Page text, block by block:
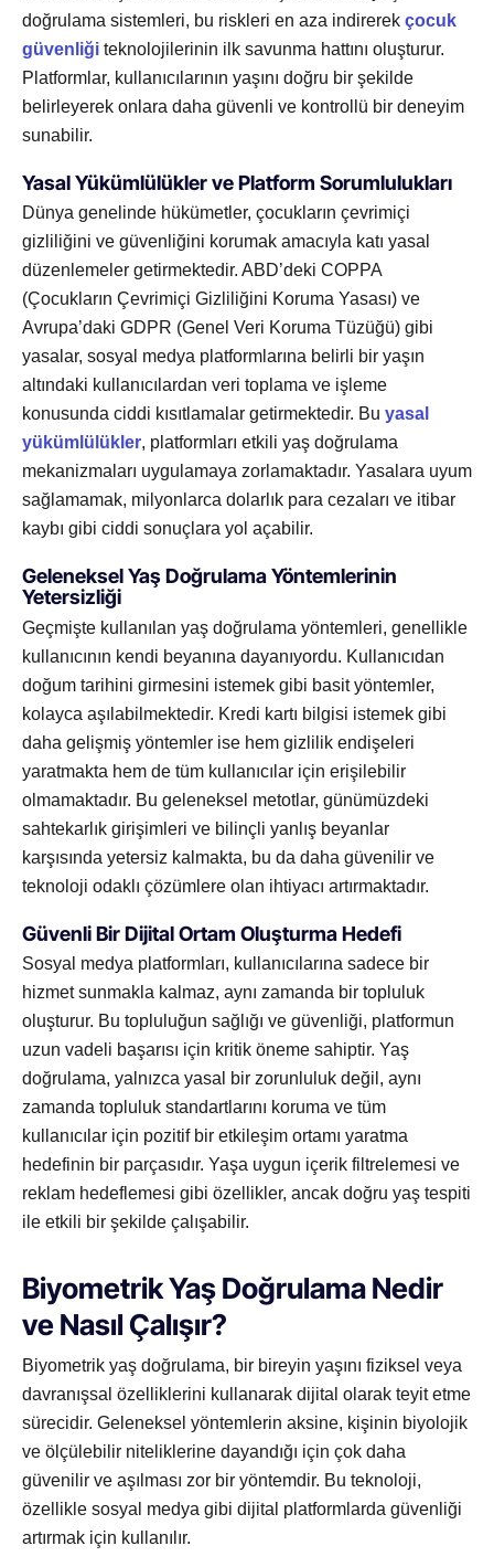
doğrulama sistemleri, bu riskleri en aza indirerek çocuk
güvenliği teknolojilerinin ilk savunma hattını oluşturur.
Platformlar, kullanıcılarının yaşını doğru bir şekilde
belirleyerek onlara daha güvenli ve kontrollü bir deneyim
sunabilir.
Yasal Yükümlülükler ve Platform Sorumlulukları
Dünya genelinde hükümetler, çocukların çevrimiçi
gizliliğini ve güvenliğini korumak amacıyla katı yasal
düzenlemeler getirmektedir. ABD’deki COPPA
(Çocukların Çevrimiçi Gizliliğini Koruma Yasası) ve
Avrupa’daki GDPR (Genel Veri Koruma Tüzüğü) gibi
yasalar, sosyal medya platformlarına belirli bir yaşın
altındaki kullanıcılardan veri toplama ve işleme
konusunda ciddi kısıtlamalar getirmektedir. Bu yasal
yükümlülükler, platformları etkili yaş doğrulama
mekanizmaları uygulamaya zorlamaktadır. Yasalara uyum
sağlamamak, milyonlarca dolarlık para cezaları ve itibar
kaybı gibi ciddi sonuçlara yol açabilir.
Geleneksel Yaş Doğrulama Yöntemlerinin
Yetersizliği
Geçmişte kullanılan yaş doğrulama yöntemleri, genellikle
kullanıcının kendi beyanına dayanıyordu. Kullanıcıdan
doğum tarihini girmesini istemek gibi basit yöntemler,
kolayca aşılabilmektedir. Kredi kartı bilgisi istemek gibi
daha gelişmiş yöntemler ise hem gizlilik endişeleri
yaratmakta hem de tüm kullanıcılar için erişilebilir
olmamaktadır. Bu geleneksel metotlar, günümüzdeki
sahtekarlık girişimleri ve bilinçli yanlış beyanlar
karşısında yetersiz kalmakta, bu da daha güvenilir ve
teknoloji odaklı çözümlere olan ihtiyacı artırmaktadır.
Güvenli Bir Dijital Ortam Oluşturma Hedefi
Sosyal medya platformları, kullanıcılarına sadece bir
hizmet sunmakla kalmaz, aynı zamanda bir topluluk
oluşturur. Bu topluluğun sağlığı ve güvenliği, platformun
uzun vadeli başarısı için kritik öneme sahiptir. Yaş
doğrulama, yalnızca yasal bir zorunluluk değil, aynı
zamanda topluluk standartlarını koruma ve tüm
kullanıcılar için pozitif bir etkileşim ortamı yaratma
hedefinin bir parçasıdır. Yaşa uygun içerik filtrelemesi ve
reklam hedeflemesi gibi özellikler, ancak doğru yaş tespiti
ile etkili bir şekilde çalışabilir.
Biyometrik Yaş Doğrulama Nedir
ve Nasıl Çalışır?
Biyometrik yaş doğrulama, bir bireyin yaşını fiziksel veya
davranışsal özelliklerini kullanarak dijital olarak teyit etme
sürecidir. Geleneksel yöntemlerin aksine, kişinin biyolojik
ve ölçülebilir niteliklerine dayandığı için çok daha
güvenilir ve aşılması zor bir yöntemdir. Bu teknoloji,
özellikle sosyal medya gibi dijital platformlarda güvenliği
artırmak için kullanılır.